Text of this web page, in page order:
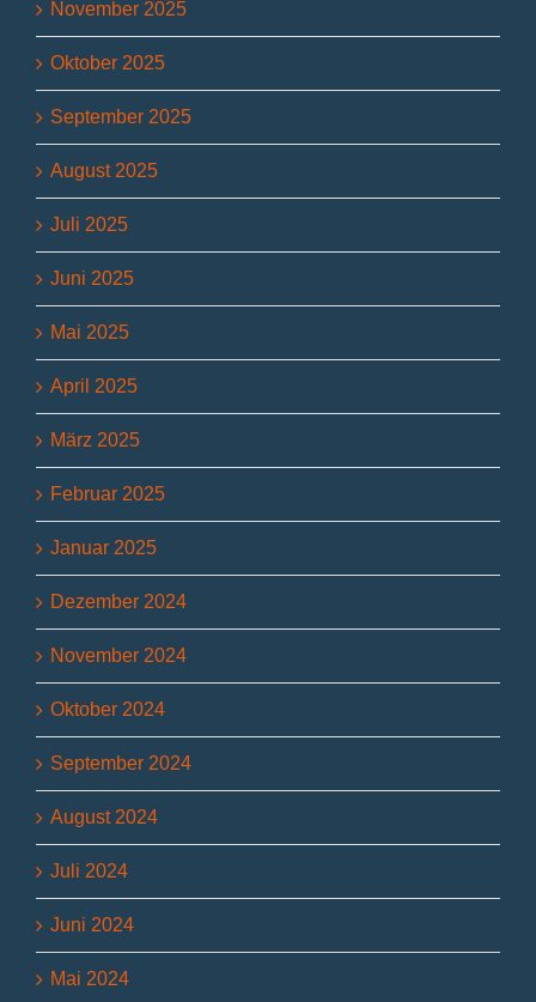
November 2025
Oktober 2025
September 2025
August 2025
Juli 2025
Juni 2025
Mai 2025
April 2025
März 2025
Februar 2025
Januar 2025
Dezember 2024
November 2024
Oktober 2024
September 2024
August 2024
Juli 2024
Juni 2024
Mai 2024